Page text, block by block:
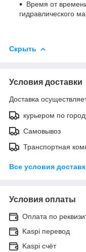
Время от
гидравлического
Скрыть
Условия доставки
Доставка
курьером по
Самовывоз
Транспортная
Все условия
Условия оплаты
Оплата по
Kaspi перевод
Kaspi счёт